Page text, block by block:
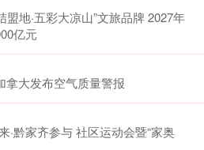
地·五彩大凉山”文旅品牌 2027年
亿元
拿大发布空气质量警报
·黔家齐参与 社区运动会暨“家奥